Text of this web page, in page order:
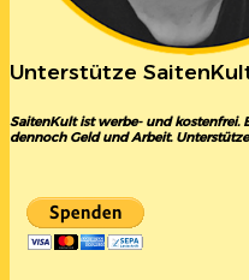
Unterstütze
SaitenKult ist werbe- und kostenfrei.
dennoch Geld und Arbeit.